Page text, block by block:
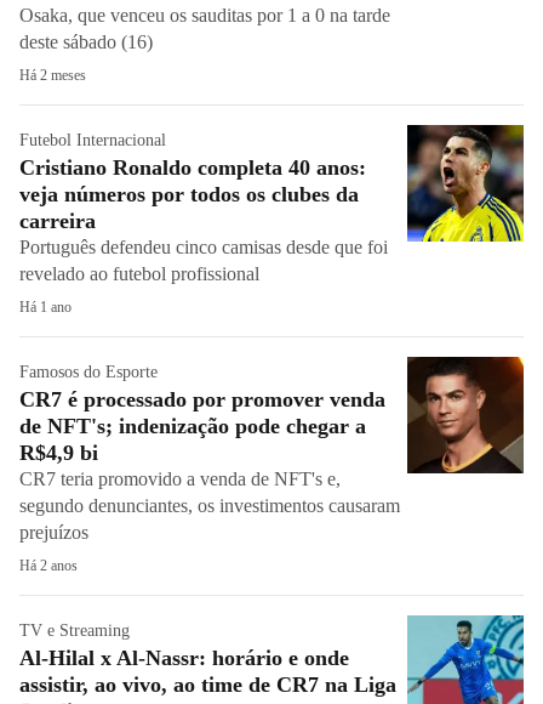
Osaka, que venceu os sauditas por 1 a 0 na tarde
deste sábado (16)
Há 2 meses
Futebol Internacional
Cristiano Ronaldo completa 40 anos:
veja números por todos os clubes da
carreira
Português defendeu cinco camisas desde que foi
revelado ao futebol profissional
Há 1 ano
Famosos do Esporte
CR7 é processado por promover venda
de NFT's; indenização pode chegar a
R$4,9 bi
CR7 teria promovido a venda de NFT's e,
segundo denunciantes, os investimentos causaram
prejuízos
Há 2 anos
TV e Streaming
Al-Hilal x Al-Nassr: horário e onde
assistir, ao vivo, ao time de CR7 na Liga